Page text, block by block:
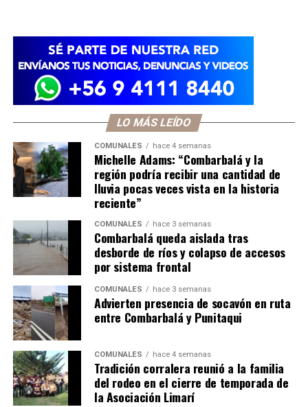
LO MÁS LEÍDO
COMUNALES hace 4 semanas
Michelle Adams: “Combarbalá y la
región podría recibir una cantidad de
lluvia pocas veces vista en la historia
reciente”
COMUNALES hace 3 semanas
Combarbalá queda aislada tras
desborde de ríos y colapso de accesos
por sistema frontal
COMUNALES hace 3 semanas
Advierten presencia de socavón en ruta
entre Combarbalá y Punitaqui
COMUNALES hace 4 semanas
Tradición corralera reunió a la familia
del rodeo en el cierre de temporada de
la Asociación Limarí